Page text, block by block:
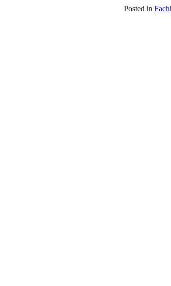
Posted in